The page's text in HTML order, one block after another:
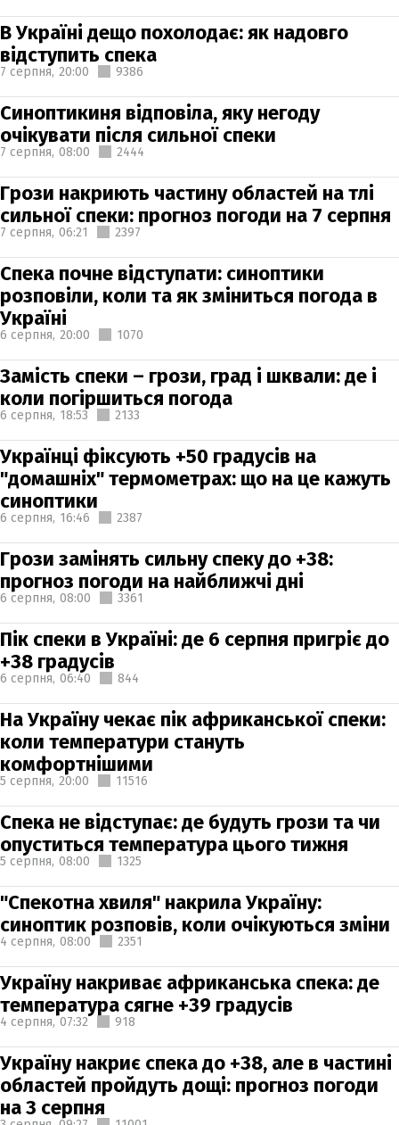
В Україні дещо похолодає: як надовго
відступить спека
7 серпня, 20:00 9386
Синоптикиня відповіла, яку негоду
очікувати після сильної спеки
7 серпня, 08:00 2444
Грози накриють частину областей на тлі
сильної спеки: прогноз погоди на 7 серпня
7 серпня, 06:21 2397
Спека почне відступати: синоптики
розповіли, коли та як зміниться погода в
Україні
6 серпня, 20:00 1070
Замість спеки – грози, град і шквали: де і
коли погіршиться погода
6 серпня, 18:53 2133
Українці фіксують +50 градусів на
"домашніх" термометрах: що на це кажуть
синоптики
6 серпня, 16:46 2387
Грози замінять сильну спеку до +38:
прогноз погоди на найближчі дні
6 серпня, 08:00 3361
Пік спеки в Україні: де 6 серпня пригріє до
+38 градусів
6 серпня, 06:40 844
На Україну чекає пік африканської спеки:
коли температури стануть
комфортнішими
5 серпня, 20:00 11516
Спека не відступає: де будуть грози та чи
опуститься температура цього тижня
5 серпня, 08:00 1325
"Спекотна хвиля" накрила Україну:
синоптик розповів, коли очікуються зміни
4 серпня, 08:00 2351
Україну накриває африканська спека: де
температура сягне +39 градусів
4 серпня, 07:32 918
Україну накриє спека до +38, але в частині
областей пройдуть дощі: прогноз погоди
на 3 серпня